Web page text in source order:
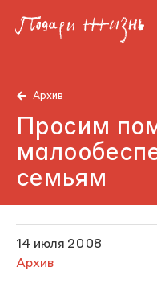
Архив
Просим
семьям
14 июля 2008
Архив